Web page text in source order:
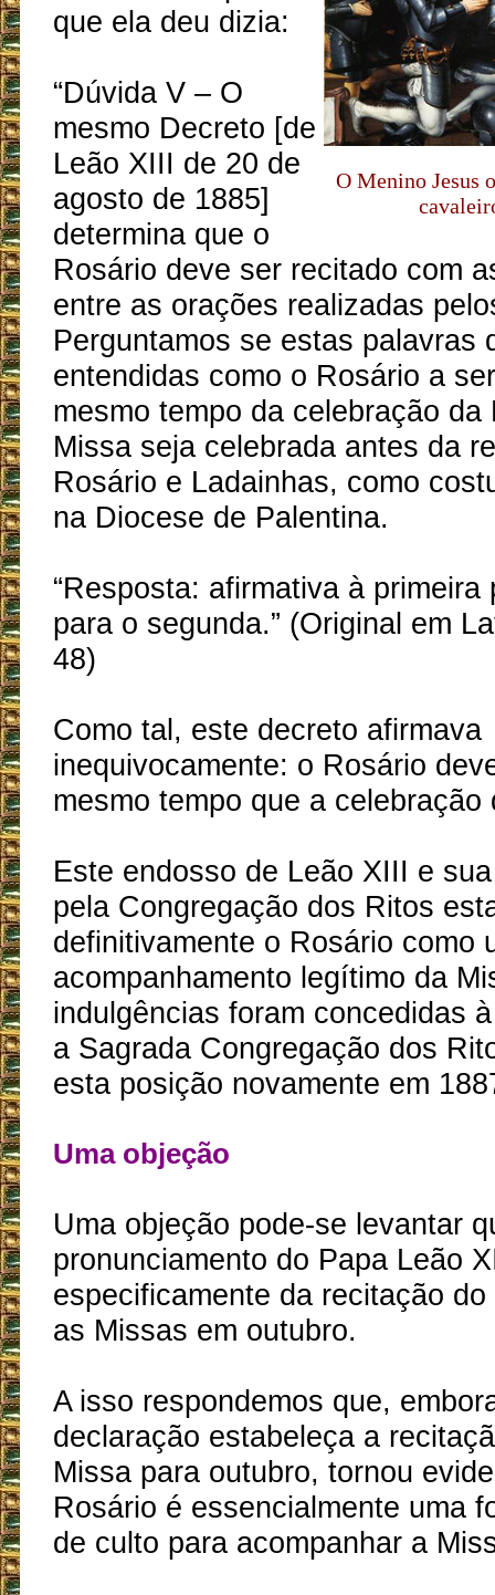
O Menino Jesus
que ela deu dizia:
“Dúvida V – O
mesmo Decreto [de
Leão XIII de 20 de
agosto de 1885]
determina que o
Rosário deve ser recitado com
entre as orações realizadas
Perguntamos se estas palavras
entendidas como o Rosário a
mesmo tempo da celebração da
Missa seja celebrada antes da
Rosário e Ladainhas, como
na Diocese de Palentina.
“Resposta: afirmativa à primeira
para o segunda.” (Original em
48)
Como tal, este decreto afirmava
inequivocamente: o Rosário
mesmo tempo que a celebração
Este endosso de Leão XIII e
pela Congregação dos Ritos
definitivamente o Rosário como
acompanhamento legítimo da
indulgências foram concedidas
a Sagrada Congregação dos
esta posição novamente em
Uma objeção
Uma objeção pode-se levantar
pronunciamento do Papa Leão
especificamente da recitação
as Missas em outubro.
A isso respondemos que,
declaração estabeleça a
Missa para outubro, tornou
Rosário é essencialmente uma
de culto para acompanhar a